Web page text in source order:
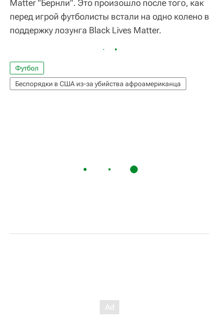
Matter "Бернли". Это произошло после того, как
перед игрой футболисты встали на одно колено в
поддержку лозунга Black Lives Matter.
Футбол
Беспорядки в США из-за убийства афроамериканца